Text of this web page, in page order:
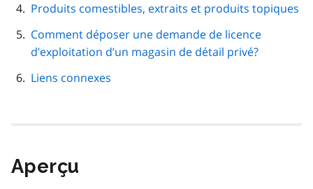
Produits comestibles, extraits et produits topiques
Comment déposer une demande de licence
d’exploitation d’un magasin de détail privé?
Liens connexes
Aperçu